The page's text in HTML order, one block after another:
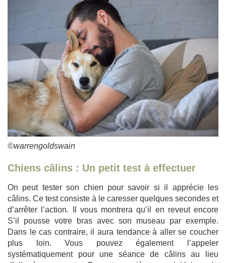
©warrengoldswain
Chiens câlins : Un petit test à effectuer
On peut tester son chien pour savoir si il apprécie les
câlins. Ce test consiste à le caresser quelques secondes et
d’arrêter l’action. Il vous montrera qu’il en reveut encore
S’il pousse votre bras avec son museau par exemple.
Dans le cas contraire, il aura tendance à aller se coucher
plus loin. Vous pouvez également l’appeler
systématiquement pour une séance de câlins au lieu